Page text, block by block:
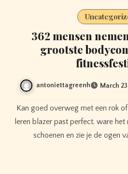
362 mensen
grootste
antoniettagreenh March
Kan goed overweg met een rok of pantalon. Valentijnsdag
leren blazer past perfect. ware
schoenen en zie je de ogen